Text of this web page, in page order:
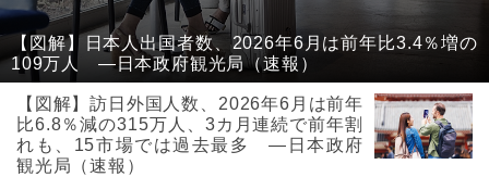
【図解】日本人出国者数、2026年6月は前年比3.4％増の
109万人 ―日本政府観光局（速報）
【図解】訪日外国人数、2026年6月は前年
比6.8％減の315万人、3カ月連続で前年割
れも、15市場では過去最多 ―日本政府
観光局（速報）